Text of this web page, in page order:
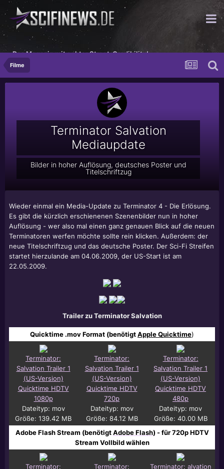
Das Magazin mit echter Street-Credibility!
Filme
Terminator Salvation
Mediaupdate
Bilder in hoher Auflösung, deutsches Poster und
Titelschriftzug
Wieder einmal ein Media-Update zu Terminator 4 - Die Erlösung.
Es gibt die kürzlich erschienenen Szenenbilder nun in hoher
Auflösung - wer also mal einen ganz genauen Blick auf die neuen
Terminatoren werfen möchte sollte rein klicken. Außerdem: der
neue Titelschriftzug und das deutsche Poster. Der Sci-Fi Streifen
startet hierzulande am 04.06.2009, der US-Start ist am
22.05.2009.
Trailer zu Terminator Salvation
Quicktime .mov Format (benötigtApple Quicktime)
Terminator:
Salvation Trailer 1
(US-Version)
Quicktime HDTV
1080p
Dateityp: mov
Größe: 139.42 MB
Terminator:
Salvation Trailer 1
(US-Version)
Quicktime HDTV
720p
Dateityp: mov
Größe: 84.12 MB
Terminator:
Salvation Trailer 1
(US-Version)
Quicktime HDTV
480p
Dateityp: mov
Größe: 40.00 MB
Adobe Flash Stream (benötigtAdobe Flash) - für 720p HDTV
Stream Vollbild wählen
Terminator:
Terminator:
Terminator: alvation